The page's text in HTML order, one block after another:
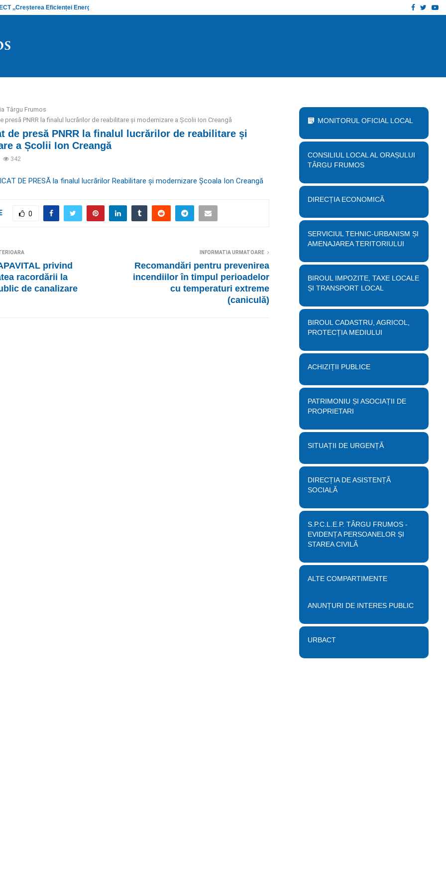
,,Creșterea Eficienței Energetice și… Facebook
Târgu Frumos
presă PNRR la finalul lucrărilor de reabilitare și modernizare a Școlii Ion Creangă
de presă PNRR la finalul lucrărilor de reabilitare și
a Școlii Ion Creangă
342
DE PRESĂ la finalul lucrărilor Reabilitare și modernizare Școala Ion Creangă
0
privind
racordării la
de canalizare
INFORMATIA URMATOARE
Recomandări pentru prevenirea
incendiilor în timpul perioadelor
cu temperaturi extreme
(caniculă)
MONITORUL OFICIAL LOCAL
CONSILIUL LOCAL AL ORAȘULUI
TÂRGU FRUMOS
DIRECȚIA ECONOMICĂ
SERVICIUL TEHNIC-URBANISM ȘI
AMENAJAREA TERITORIULUI
BIROUL IMPOZITE, TAXE LOCALE
ȘI TRANSPORT LOCAL
BIROUL CADASTRU, AGRICOL,
PROTECȚIA MEDIULUI
ACHIZIȚII PUBLICE
PATRIMONIU ȘI ASOCIAȚII DE
PROPRIETARI
SITUAȚII DE URGENȚĂ
DIRECȚIA DE ASISTENȚĂ
SOCIALĂ
S.P.C.L.E.P. TÂRGU FRUMOS -
EVIDENȚA PERSOANELOR ȘI
STAREA CIVILĂ
ALTE COMPARTIMENTE
ANUNȚURI DE INTERES PUBLIC
URBACT